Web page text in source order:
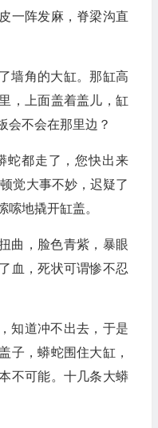
一阵发麻，脊梁沟直
墙角的大缸。那缸高
，上面盖着盖儿，缸
会不会在那里边？
蛇都走了，您快出来
觉大事不妙，迟疑了
地撬开缸盖。
曲，脸色青紫，暴眼
血，死状可谓惨不忍
知道冲不出去，于是
子，蟒蛇围住大缸，
不可能。十几条大蟒